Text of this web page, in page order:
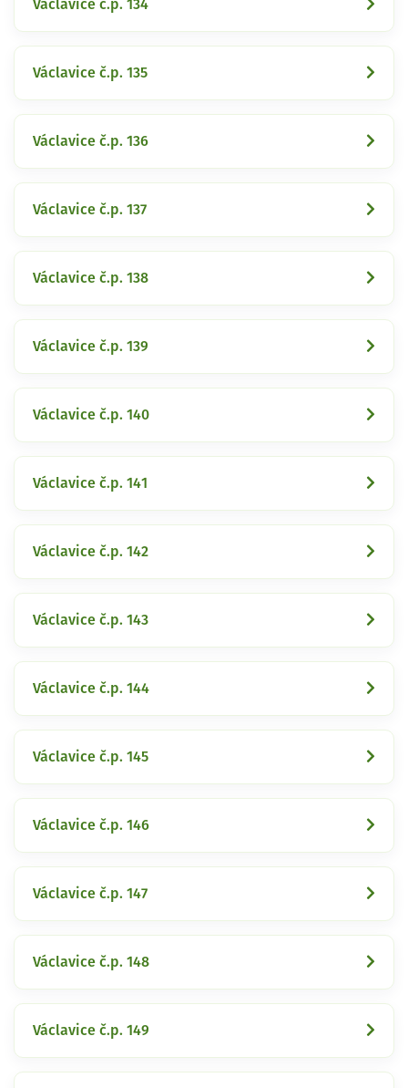
Václavice č.p. 134
Václavice č.p. 135
Václavice č.p. 136
Václavice č.p. 137
Václavice č.p. 138
Václavice č.p. 139
Václavice č.p. 140
Václavice č.p. 141
Václavice č.p. 142
Václavice č.p. 143
Václavice č.p. 144
Václavice č.p. 145
Václavice č.p. 146
Václavice č.p. 147
Václavice č.p. 148
Václavice č.p. 149